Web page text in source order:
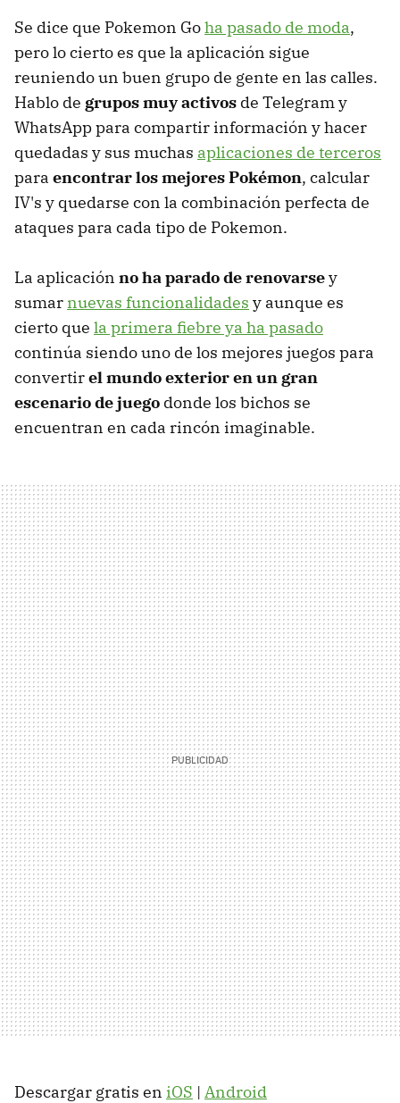
Se dice que Pokemon Goha pasado de moda,
pero lo cierto es que la aplicación sigue
reuniendo un buen grupo de gente en las calles.
Hablo de grupos muy activos de Telegram y
WhatsApp para compartir información y hacer
quedadas y sus muchas aplicaciones de terceros
para encontrar los mejores Pokémon, calcular
IV's y quedarse con la combinación perfecta de
ataques para cada tipo de Pokemon.
La aplicación no ha parado de renovarsey
sumar nuevas funcionalidades y aunque es
cierto que la primera fiebre ya ha pasado
continúa siendo uno de los mejores juegos para
convertirel mundo exterior en un gran
escenario de juego donde los bichos se
encuentran en cada rincón imaginable.
Descargar gratis en iOS | Android